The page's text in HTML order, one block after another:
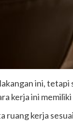
ini,
kerja ini
kerja